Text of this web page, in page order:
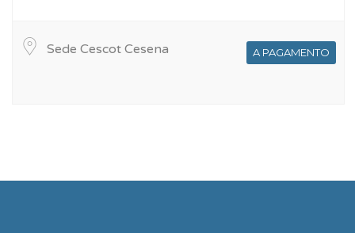
Sede Cescot Cesena A PAGAMENTO